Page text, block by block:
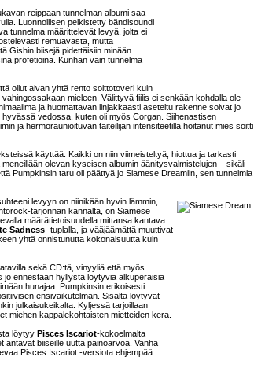
reippaan tunnelman albumi saa
Luonnollisen pelkistetty bändisoundi
tunnelma määrittelevät levyä, jolta ei
remuavasta, mutta
Gishin biisejä pidettäisiin minään
profetioina. Kunhan vain tunnelma
ollut aivan yhtä rento soittotoveri kuin
mieleen. Välittyvä fiilis ei senkään kohdalla ole
ja huomattavan linjakkaasti aseteltu rakenne soivat jo
hyvässä vedossa, kuten oli myös Corgan. Siihenastisen
ja hermoraunioituvan taiteilijan intensiteetillä hoitanut mies soitti
käyttää. Kaikki on niin viimeisteltyä, hiottua ja tarkasti
olevan kyseisen albumin äänitysvalmistelujen – sikäli
Pumpkinsin taru oli päättyä jo Siamese Dreamiin, sen tunnelmia
levyyn on niinikään hyvin lämmin,
tarjonnan kannalta, on Siamese
määrätietoisuudella mittansa kantava
Sadness -tuplalla, ja vääjäämättä muuttivat
yhtä onnistunutta kokonaisuutta kuin
sekä CD:tä, vinyyliä että myös
jo ennestään hyllystä löytyviä alkuperäisiä
hunajaa. Pumpkinsin erikoisesti
ensivaikutelman. Sisältä löytyvät
julkaisukeikalta. Kyljessä tarjoillaan
miehen kappalekohtaisten mietteiden kera.
löytyy Pisces Iscariot-kokoelmalta
antavat biiseille uutta painoarvoa. Vanha
Pisces Iscariot -versiota ehjempää